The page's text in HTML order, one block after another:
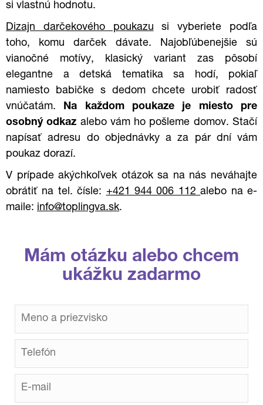
si vlastnú hodnotu.
Dizajn darčekového poukazu si vyberiete podľa
toho, komu darček dávate. Najobľúbenejšie sú
vianočné motívy, klasický variant zas pôsobí
elegantne a detská tematika sa hodí, pokiaľ
namiesto babičke s dedom chcete urobiť radosť
vnúčatám. Na každom poukaze je miesto pre
osobný odkaz alebo vám ho pošleme domov. Stačí
napísať adresu do objednávky a za pár dní vám
poukaz dorazí.
V prípade akýchkoľvek otázok sa na nás neváhajte
obrátiť na tel. čísle: +421 944 006 112alebo na e-
maile: info@toplingva.sk.
Mám otázku alebo chcem
ukážku zadarmo